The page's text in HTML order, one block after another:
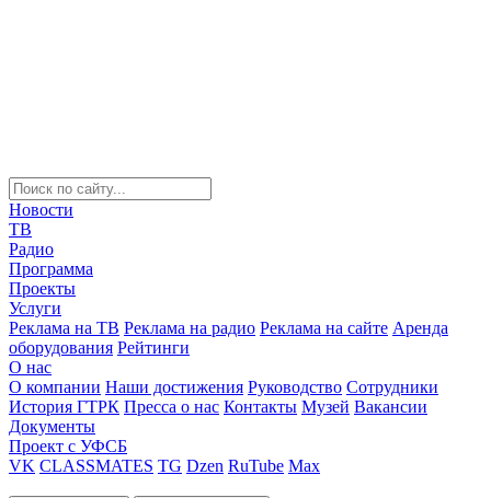
Новости
ТВ
Радио
Программа
Проекты
Услуги
Реклама на ТВ Реклама на радио Реклама на сайте Аренда
оборудования Рейтинги
О нас
О компании Наши достижения Руководство Сотрудники
История ГТРК Пресса о нас Контакты Музей Вакансии
Документы
Проект с УФСБ
VK CLASSMATES TG Dzen RuTube Max